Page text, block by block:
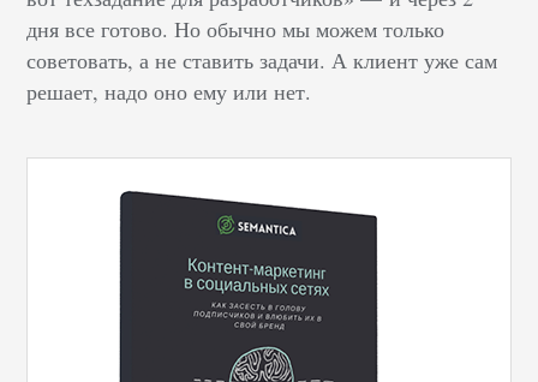
дня все готово. Но обычно мы можем только
советовать, а не ставить задачи. А клиент уже сам
решает, надо оно ему или нет.